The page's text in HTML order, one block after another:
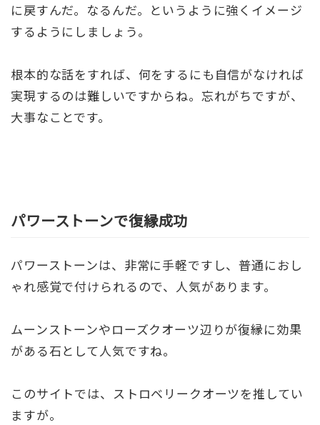
に戻すんだ。なるんだ。というように強くイメージ
するようにしましょう。
根本的な話をすれば、何をするにも自信がなければ
実現するのは難しいですからね。忘れがちですが、
大事なことです。
パワーストーンで復縁成功
パワーストーンは、非常に手軽ですし、普通におし
ゃれ感覚で付けられるので、人気があります。
ムーンストーンやローズクオーツ辺りが復縁に効果
がある石として人気ですね。
このサイトでは、ストロベリークオーツを推してい
ますが。